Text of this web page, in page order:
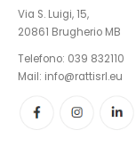
Via S. Luigi, 15,
20861 Brugherio MB
Telefono: 039 832110
Mail: info@rattisrl.eu